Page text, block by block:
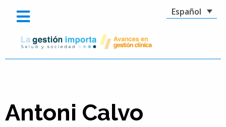
Español
Antoni Calvo